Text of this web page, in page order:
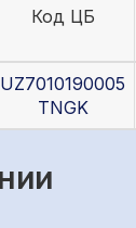
Код ЦБ
UZ7010190005
TNGK